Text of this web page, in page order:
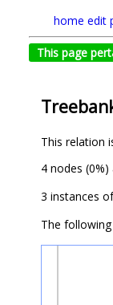
home edit
This page
This relation
4 nodes
3 instances
The